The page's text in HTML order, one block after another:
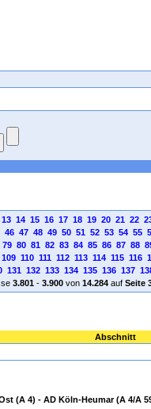
13 14 15 16 17 18 19 20 21 22
46 47 48 49 50 51 52 53 54 55
79 80 81 82 83 84 85 86 87 88
109 110 111 112 113 114 115 116
131 132 133 134 135 136 137
3.801- 3.900von 14.284auf Seite
Abschnitt
(A 4) - AD Köln-Heumar (A 4/A